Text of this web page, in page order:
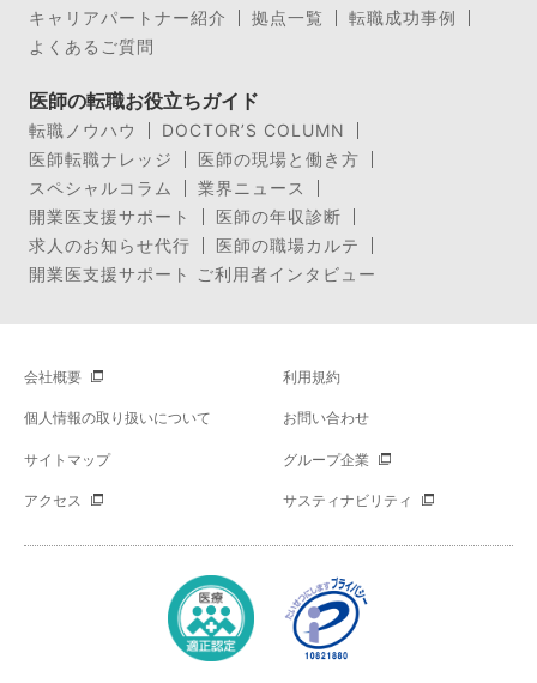
キャリアパートナー紹介
拠点一覧
転職成功事例
よくあるご質問
医師の転職お役立ちガイド
転職ノウハウ
DOCTOR’S COLUMN
医師転職ナレッジ
医師の現場と働き方
スペシャルコラム
業界ニュース
開業医支援サポート
医師の年収診断
求人のお知らせ代行
医師の職場カルテ
開業医支援サポート ご利用者インタビュー
会社概要 利用規約
個人情報の取り扱いについて お問い合わせ
サイトマップ グループ企業
アクセス サスティナビリティ